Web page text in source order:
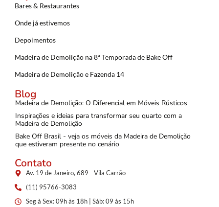
Bares & Restaurantes
Onde já estivemos
Depoimentos
Madeira de Demolição na 8ª Temporada de Bake Off
Madeira de Demolição e Fazenda 14
Blog
Madeira de Demolição: O Diferencial em Móveis Rústicos
Inspirações e ideias para transformar seu quarto com a
Madeira de Demolição
Bake Off Brasil - veja os móveis da Madeira de Demolição
que estiveram presente no cenário
Contato
Av. 19 de Janeiro, 689 - Vila Carrão
(11) 95766-3083
Seg à Sex: 09h às 18h | Sáb: 09 às 15h